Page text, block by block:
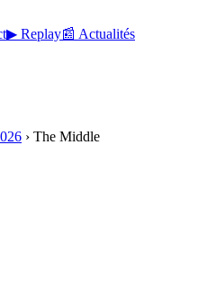
▶ Replay📰 Actualités
› The Middle